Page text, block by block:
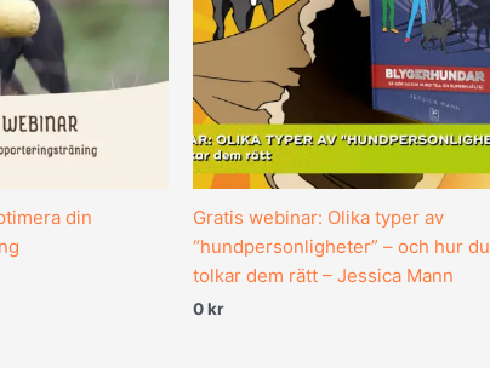
din
Gratis webinar: Olika typer av
“hundpersonligheter” – och hur du
tolkar dem rätt – Jessica Mann
0kr